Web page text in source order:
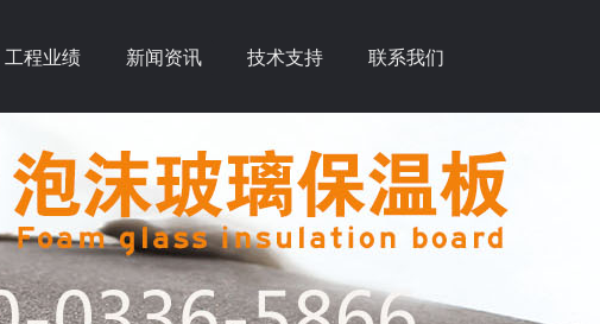
工程业绩 新闻资讯 技术支持 联系我们